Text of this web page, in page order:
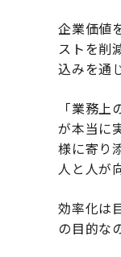
企業価値
ストを削
込みを通
「業務
が本当に
様に寄り
人と人が
効率化は
の目的な